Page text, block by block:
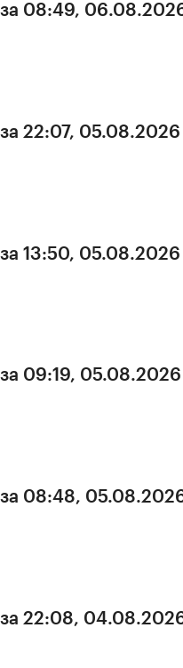
08:49,
22:07, 05.08.2026
13:50, 05.08.2026
09:19, 05.08.2026
08:48,
22:08,